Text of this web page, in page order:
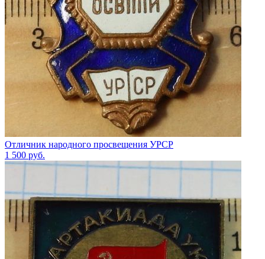
Отличник народного просвещения УРСР
1 500 руб.